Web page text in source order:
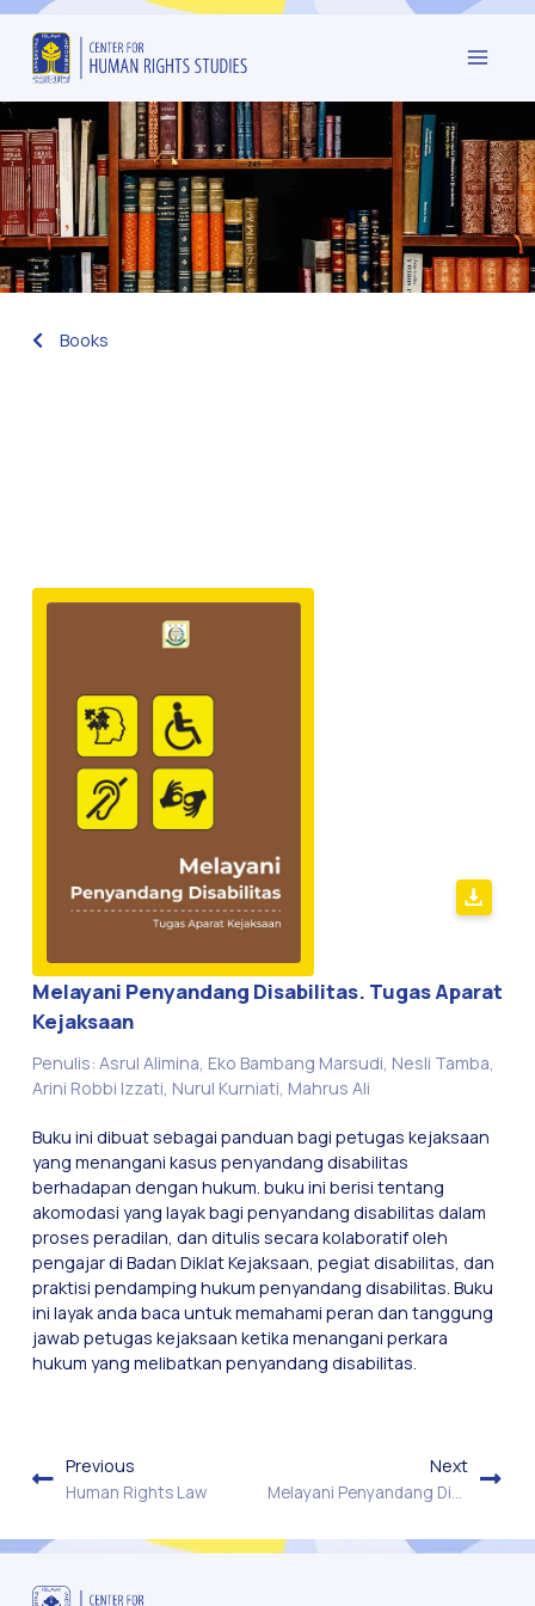
Books
Melayani Penyandang Disabilitas. Tugas Aparat
Kejaksaan
Penulis: Asrul Alimina, Eko Bambang Marsudi, Nesli Tamba,
Arini Robbi Izzati, Nurul Kurniati, Mahrus Ali
Buku ini dibuat sebagai panduan bagi petugas kejaksaan
yang menangani kasus penyandang disabilitas
berhadapan dengan hukum. buku ini berisi tentang
akomodasi yang layak bagi penyandang disabilitas dalam
proses peradilan, dan ditulis secara kolaboratif oleh
pengajar di Badan Diklat Kejaksaan, pegiat disabilitas, dan
praktisi pendamping hukum penyandang disabilitas. Buku
ini layak anda baca untuk memahami peran dan tanggung
jawab petugas kejaksaan ketika menangani perkara
hukum yang melibatkan penyandang disabilitas.
Previous
Human Rights Law
Next
Melayani Penyandang Disabilitas. Tugas Hakim dan Aparatur Pengadilan